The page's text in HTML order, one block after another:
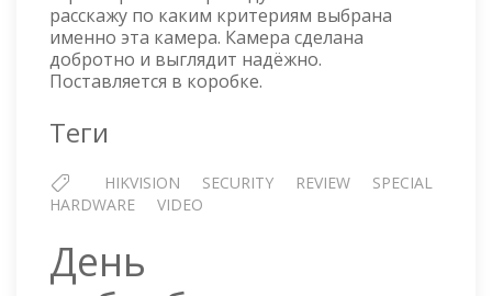
IS
ОБЗОР
И
расскажу по каким критериям выбрана
именно эта камера. Камера сделана
добротно и выглядит надёжно.
Поставляется в коробке.
Теги
HIKVISION SECURITY REVIEW
SPECIAL
HARDWARE
VIDEO
День